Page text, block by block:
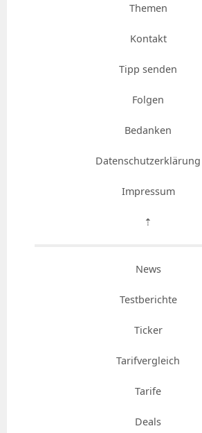
Themen
Kontakt
Tipp senden
Folgen
Bedanken
Datenschutzerklärung
Impressum
⇡
News
Testberichte
Ticker
Tarifvergleich
Tarife
Deals